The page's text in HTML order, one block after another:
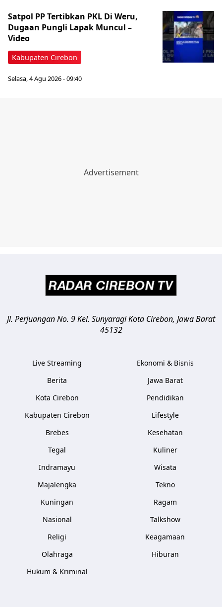
Kabupaten Cirebon
Satpol PP Tertibkan PKL Di Weru,
Dugaan Pungli Lapak Muncul –
Video
Selasa, 4 Agu 2026 - 09:40
Jl. Perjuangan No. 9 Kel. SunyaragiKota Cirebon, Jawa Barat
45132
Live Streaming
Berita
Kota Cirebon
Kabupaten Cirebon
Brebes
Tegal
Indramayu
Majalengka
Kuningan
Nasional
Religi
Olahraga
Hukum & Kriminal
Ekonomi & Bisnis
Jawa Barat
Pendidikan
Lifestyle
Kesehatan
Kuliner
Wisata
Tekno
Ragam
Talkshow
Keagamaan
Hiburan